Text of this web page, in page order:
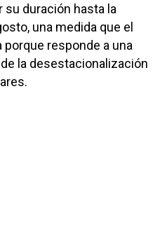
su duración hasta la
una medida que el
porque responde a una
la desestacionalización